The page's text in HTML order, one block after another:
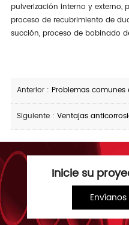
pulverización interno y externo,
proceso de recubrimiento de
succión, proceso de bobinado
Anterior : Problemas comunes en la
Siguiente : Ventajas anticorrosión
Inicie su